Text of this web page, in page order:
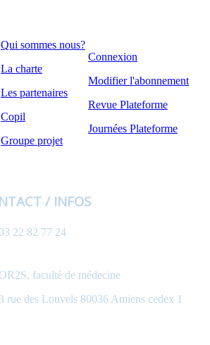
Qui sommes nous?
La charte
Les partenaires
Copil
Groupe projet
Connexion
Modifier l'abonnement
Revue Plateforme
Journées Plateforme
/ INFOS
22 82 77 24
OR2S, faculté de médecine
3 rue des Louvels 80036 Amiens cedex 1